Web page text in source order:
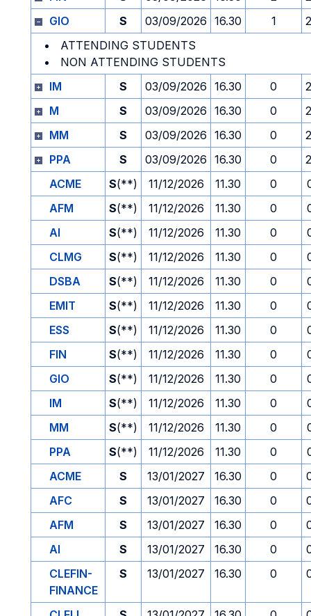
GIO
S 03/09/2026 16.30 1
ATTENDING STUDENTS
NON ATTENDING STUDENTS
IM
S 03/09/2026 16.30 0
M
S 03/09/2026 16.30 0
MM
S 03/09/2026 16.30 0
PPA
S 03/09/2026 16.30 0
ACME
S(**) 11/12/2026 11.30 0
AFM
S(**) 11/12/2026 11.30 0
AI
S(**) 11/12/2026 11.30 0
CLMG
S(**) 11/12/2026 11.30 0
DSBA
S(**) 11/12/2026 11.30 0
EMIT
S(**) 11/12/2026 11.30 0
ESS
S(**) 11/12/2026 11.30 0
FIN
S(**) 11/12/2026 11.30 0
GIO
S(**) 11/12/2026 11.30 0
IM
S(**) 11/12/2026 11.30 0
MM
S(**) 11/12/2026 11.30 0
PPA
S(**) 11/12/2026 11.30 0
ACME
S 13/01/2027 16.30 0
AFC
S 13/01/2027 16.30 0
AFM
S 13/01/2027 16.30 0
AI
S 13/01/2027 16.30 0
CLEFIN-
FINANCE
S 13/01/2027 16.30 0